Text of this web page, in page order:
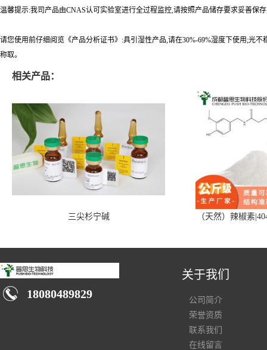
温馨提示:我司产品由CNAS认可实验室进行全过程监控,请按照产品储存要求妥善保
请您使用前仔细阅览《产品分析证书》:具引湿性产品,请在30%-69%湿度下使用;光
称取。
相关产品：
三尖杉宁碱 （天然）辣椒素
18080489829
关于我们
公司简介
荣誉资质
联系我们
在线留言